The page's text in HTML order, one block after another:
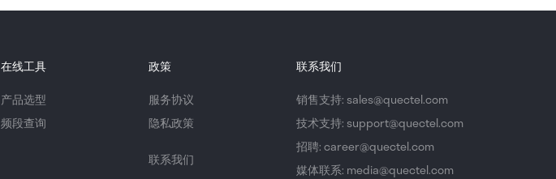
在线工具
产品选型
频段查询
政策
服务协议
隐私政策
联系我们
联系我们
销售支持: sales@quectel.com
技术支持: support@quectel.com
招聘: career@quectel.com
媒体联系: media@quectel.com